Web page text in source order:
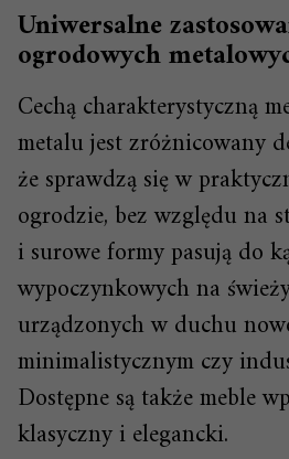
Uniwersalne
ogrodowych
Cechą charakterystyczną
metalu jest zróżnicowany
że sprawdzą się w
ogrodzie, bez względu na
i surowe formy pasują do
wypoczynkowych na
urządzonych w duchu
minimalistycznym czy
Dostępne są także meble
klasyczny i elegancki.